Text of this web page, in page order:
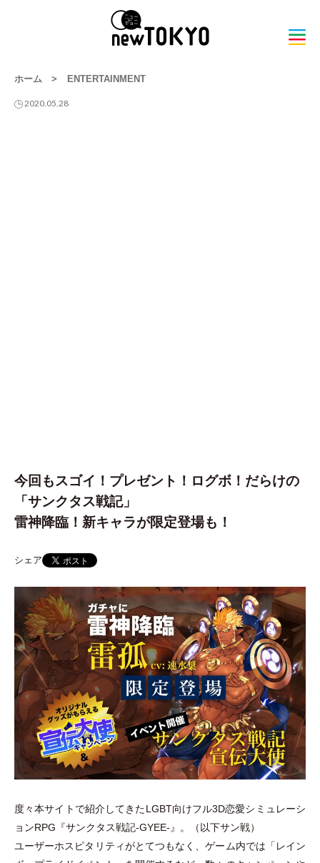
ホーム > ENTERTAINMENT
2020.05.28
今回もスゴイ！プレゼント！ログボ！だらけの
「サンクタス戦記」
雷神降臨！新キャラが限定登場も！
シェア
度々本サイトで紹介してきたLGBT向けフル3D恋愛シミュレーシ
ョンRPG『サンクタス戦記-GYEE-』。
（ 以下サン戦）
ユーザーホスピタリティがとてつもなく、ゲーム内では 「 レイン